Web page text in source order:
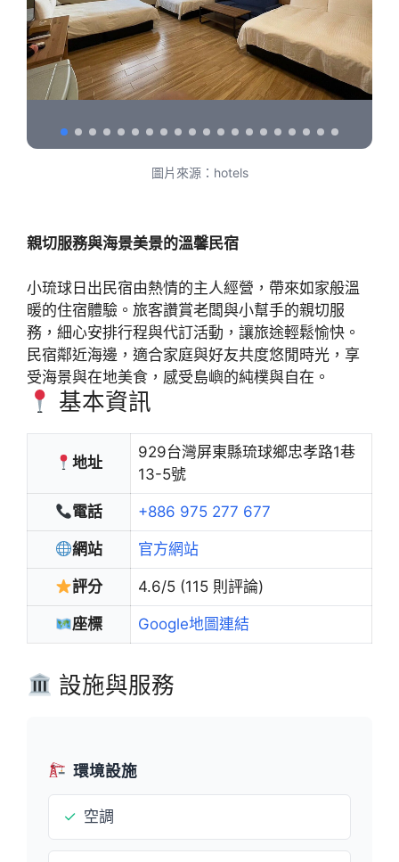
圖片來源：hotels
親切服務與海景美景的溫馨民宿
小琉球日出民宿由熱情的主人經營，帶來如家般溫
暖的住宿體驗。旅客讚賞老闆與小幫手的親切服
務，細心安排行程與代訂活動，讓旅途輕鬆愉快。
民宿鄰近海邊，適合家庭與好友共度悠閒時光，享
受海景與在地美食，感受島嶼的純樸與自在。
基本資訊
地址
929台灣屏東縣琉球鄉忠孝路1巷
13-5號
電話 +886 975 277 677
網站 官方網站
評分 4.6/5 (115 則評論)
座標 Google地圖連結
設施與服務
環境設施
✓ 空調